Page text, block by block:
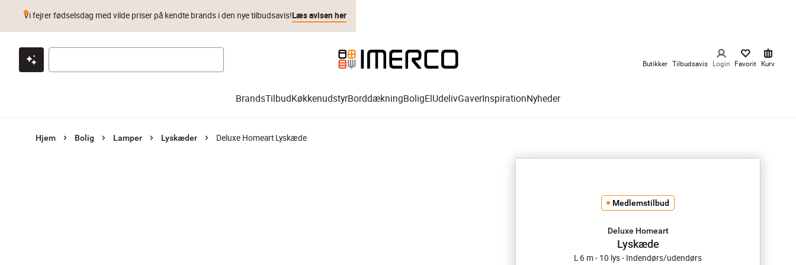
Klik & hent Byt i 1 år Prismatch
Vi fejrer fødselsdag med vilde priser på kendte brands i den nye tilbudsavis!Læs avisen her
Butikker Tilbudsavis Login Favorit Kurv
BrandsTilbudKøkkenudstyrBorddækningBoligElUdelivGaverInspirationNyheder
Hjem Bolig Lamper Lyskæder Deluxe Homeart Lyskæde
Medlemstilbud
Deluxe Homeart
Lyskæde
L 6 m - 10 lys - Indendørs/udendørs